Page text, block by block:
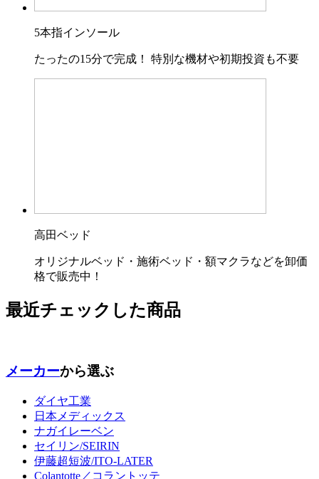
5本指インソール
たったの15分で完成！ 特別な機材や初期投資も不要
高田ベッド
オリジナルベッド・施術ベッド・額マクラなどを卸価
格で販売中！
最近チェックした商品
メーカーから選ぶ
ダイヤ工業
日本メディックス
ナガイレーベン
セイリン/SEIRIN
伊藤超短波/ITO-LATER
Colantotte／コラントッテ